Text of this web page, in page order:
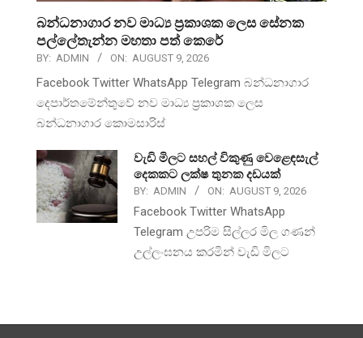
බන්ධනාගාර නව මාධ්‍ය ප්‍රකාශක ලෙස සේනක
පල්ලේතැන්න මහතා පත් කෙරේ
BY: ADMIN ON: AUGUST 9, 2026
Facebook Twitter WhatsApp Telegram බන්ධනාගාර
දෙපාර්තමේන්තුවේ නව මාධ්‍ය ප්‍රකාශක ලෙස
බන්ධනාගාර කොමසාරිස්
වැඩි මිලට සහල් විකුණු වෙළෙඳසැල්
දෙකකට ලක්ෂ තුනක දඩයක්
BY: ADMIN ON: AUGUST 9, 2026
Facebook Twitter WhatsApp
Telegram උපරිම සිල්ලර මිල ගණන්
උල්ලංඝනය කරමින් වැඩි මිලට